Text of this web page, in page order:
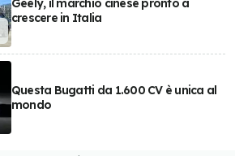
Geely, il marchio cinese pronto a
crescere in Italia
Questa Bugatti da 1.600 CV è unica al
mondo